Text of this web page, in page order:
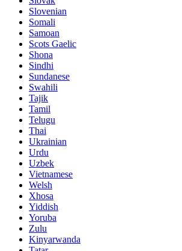
Slovenian
Somali
Samoan
Scots Gaelic
Shona
Sindhi
Sundanese
Swahili
Tajik
Tamil
Telugu
Thai
Ukrainian
Urdu
Uzbek
Vietnamese
Welsh
Xhosa
Yiddish
Yoruba
Zulu
Kinyarwanda